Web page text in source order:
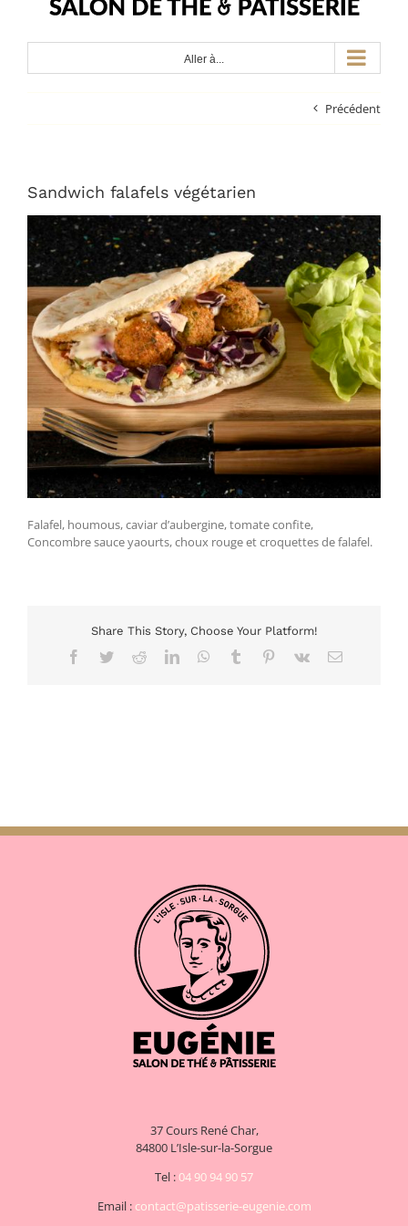
Aller à...
Précédent
Sandwich falafels végétarien
Falafel, houmous, caviar d’aubergine, tomate confite,
Concombre sauce yaourts, choux rouge et croquettes de falafel.
Share This Story, Choose Your Platform!
Facebook
TwitterRedditLinkedInWhatsApp
Tumblr Pinterest
Vk Email
37 Cours René Char,
84800 L’Isle-sur-la-Sorgue
Tel :04 90 94 90 57
Email : contact@patisserie-eugenie.com